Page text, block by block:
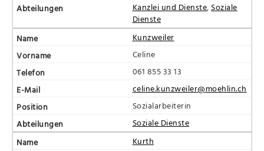
Kanzlei und Dienste, Soziale
Dienste
Kunzweiler
Celine
061 855 33 13
celine.kunzweiler@moehlin.ch
Sozialarbeiterin
Soziale Dienste
Kurth